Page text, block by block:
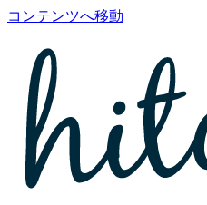
コンテンツへ移動